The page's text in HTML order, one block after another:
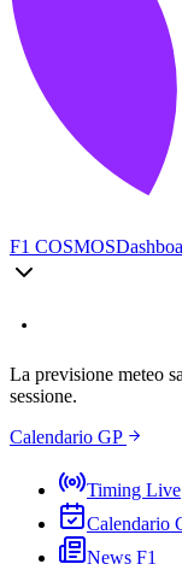
F1 COSMOS
La previsione meteo
sessione.
Calendario GP
Timing Live
Calendario
News F1